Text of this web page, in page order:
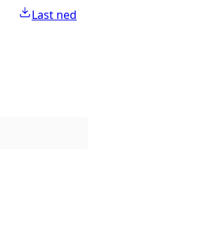
Last ned